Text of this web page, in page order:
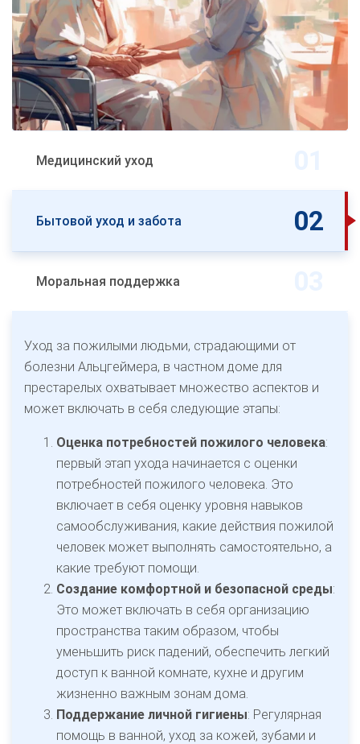
Медицинский уход
Бытовой уход и забота
Моральная поддержка
Уход за пожилыми людьми, страдающими от
болезни Альцгеймера, в частном доме для
престарелых охватывает множество аспектов и
может включать в себя следующие этапы:
Оценка потребностей пожилого человека:
первый этап ухода начинается с оценки
потребностей пожилого человека. Это
включает в себя оценку уровня навыков
самообслуживания, какие действия пожилой
человек может выполнять самостоятельно, а
какие требуют помощи.
Создание комфортной и безопасной среды:
Это может включать в себя организацию
пространства таким образом, чтобы
уменьшить риск падений, обеспечить легкий
доступ к ванной комнате, кухне и другим
жизненно важным зонам дома.
Поддержание личной гигиены: Регулярная
помощь в ванной, уход за кожей, зубами и